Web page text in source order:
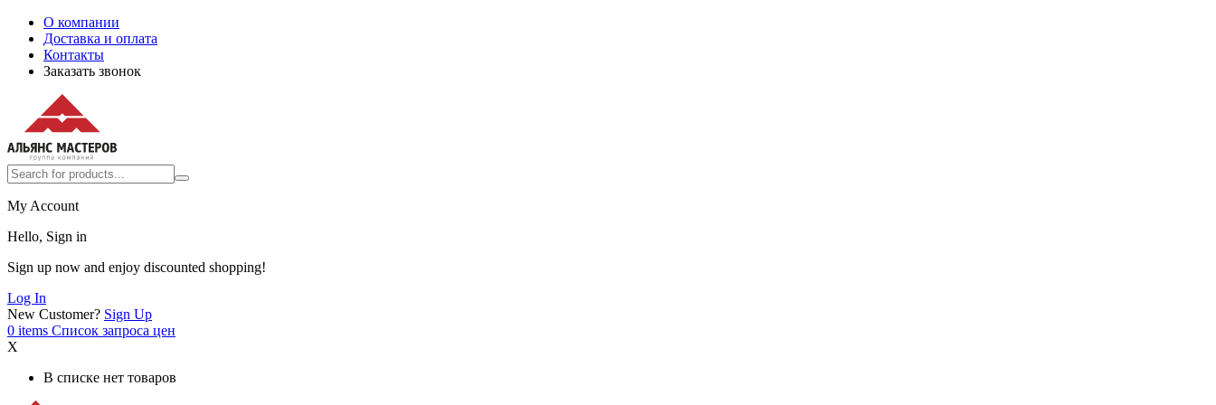
О компании
Доставка и оплата
Контакты
Заказать звонок
My Account
Hello, Sign in
Sign up now and enjoy discounted shopping!
Log In
New Customer? Sign Up
0 items Список запроса цен
X
В списке нет товаров